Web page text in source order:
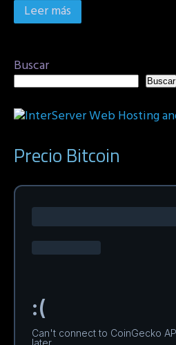
Leer más
Buscar
Buscar
Precio Bitcoin